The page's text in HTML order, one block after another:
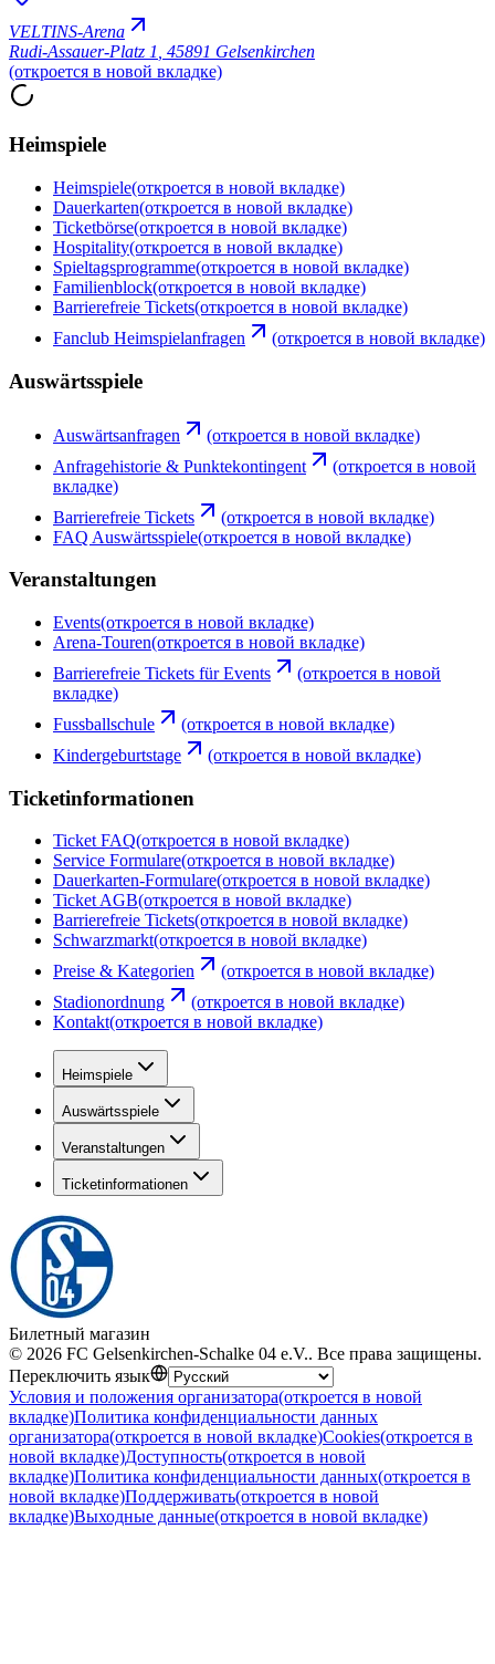
VELTINS-Arena
Rudi-Assauer-Platz 1 45891 Gelsenkirchen
(откроется в новой вкладке)
Heimspiele
Heimspiele(откроется в новой вкладке)
Dauerkarten(откроется в новой вкладке)
Ticketbörse(откроется в новой вкладке)
Hospitality(откроется в новой вкладке)
Spieltagsprogramme(откроется в новой вкладке)
Familienblock(откроется в новой вкладке)
Barrierefreie Tickets(откроется в новой вкладке)
Fanclub Heimspielanfragen
(откроется в новой вкладке)
Auswärtsspiele
Auswärtsanfragen
(откроется в новой вкладке)
Anfragehistorie & Punktekontingent
(откроется в новой
вкладке)
Barrierefreie Tickets
(откроется в новой вкладке)
FAQ Auswärtsspiele(откроется в новой вкладке)
Veranstaltungen
Events(откроется в новой вкладке)
Arena-Touren(откроется в новой вкладке)
Barrierefreie Tickets für Events
(откроется в новой
вкладке)
Fussballschule
(откроется в новой вкладке)
Kindergeburtstage
(откроется в новой вкладке)
Ticketinformationen
Ticket FAQ(откроется в новой вкладке)
Service Formulare(откроется в новой вкладке)
Dauerkarten-Formulare(откроется в новой вкладке)
Ticket AGB(откроется в новой вкладке)
Barrierefreie Tickets(откроется в новой вкладке)
Schwarzmarkt(откроется в новой вкладке)
Preise & Kategorien
(откроется в новой вкладке)
Stadionordnung
(откроется в новой вкладке)
Kontakt(откроется в новой вкладке)
Heimspiele
Auswärtsspiele
Veranstaltungen
Ticketinformationen
Билетный магазин
© 2026 FC Gelsenkirchen-Schalke 04 e.V.. Все права защищены.
Переключить язык
Условия и положения организатора(откроется в новой
вкладке)Политика конфиденциальности данных
организатора(откроется в новой вкладке)Cookies(откроется в
новой вкладке)Доступность(откроется в новой
вкладке)Политика конфиденциальности данных(откроется в
новой вкладке)Поддерживать(откроется в новой
вкладке)Выходные данные(откроется в новой вкладке)